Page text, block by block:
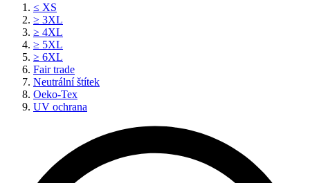
≤ XS
≥ 3XL
≥ 4XL
≥ 5XL
≥ 6XL
Fair trade
Neutrální štítek
Oeko-Tex
UV ochrana